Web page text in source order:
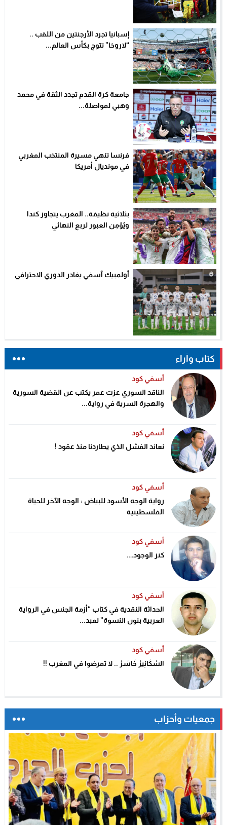
إسبانيا تجرد الأرجنتين من اللقب ..
“لاروخا” تتوج بكأس العالم...
جامعة كرة القدم تجدد الثقة في محمد
وهبي لمواصلة...
فرنسا تنهي مسيرة المنتخب المغربي
في مونديال أمريكا
بثلاثية نظيفة.. المغرب يتجاوز كندا
ويُؤمِن العبور لربع النهائي
أولمبيك آسفي يغادر الدوري الاحترافي
كتاب وآراء
أسفي كود
الناقد السوري عزت عمر يكتب عن القضية السورية
والهجرة السرية في رواية...
أسفي كود
نعاند الفشل الذي يطاردنا منذ عقود !
أسفي كود
رواية الوجه الأسود للبياض : الوجه الآخر للحياة
الفلسطينية
أسفي كود
كنز الوجود….
أسفي كود
الحداثة النقدية في كتاب “أزمة الجنس في الرواية
العربية بنون النسوة” لعبد...
أسفي كود
السْكَانِيرْ خَاسَرْ .. لا تمرضوا في المغرب !!
جمعيات وأحزاب